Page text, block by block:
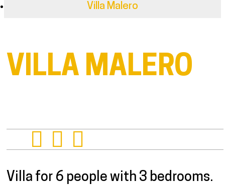
Villa Malero
VILLA MALERO
Presentation
Villa for 6 people with 3 bedrooms.